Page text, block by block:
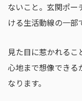
ないこと。玄関ポ
ける生活動線の一部
見た目に惹かれるこ
心地まで想像できる
なります。